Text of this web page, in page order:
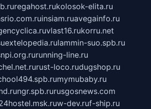
regahost.rukolosok-elita.ru
insiam.ruavegainfo.ru
vlast16.rukorru.net
extelopedia.rulammin-suo.spb.ru
running-line.ru
rust-loco.rudugshop.ru
mymubaby.ru
ngr.spb.rurusgosnews.com
w-dev.ruf-ship.ru